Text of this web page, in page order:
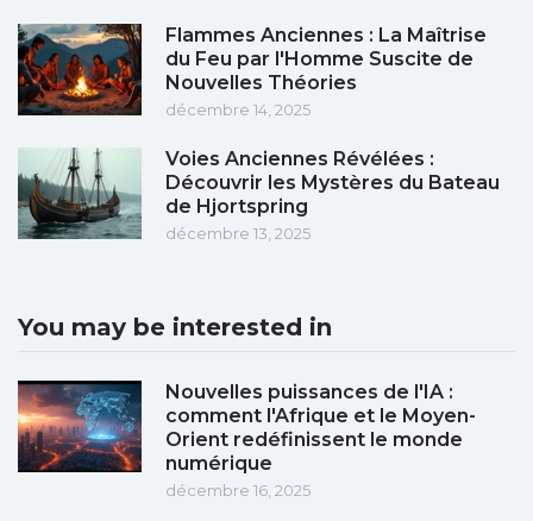
Flammes Anciennes : La Maîtrise
du Feu par l'Homme Suscite de
Nouvelles Théories
décembre 14, 2025
Voies Anciennes Révélées :
Découvrir les Mystères du Bateau
de Hjortspring
décembre 13, 2025
You may be interested in
Nouvelles puissances de l'IA :
comment l'Afrique et le Moyen-
Orient redéfinissent le monde
numérique
décembre 16, 2025